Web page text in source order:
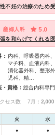
不妊の治療のため
産婦人科 5.0
を和らげてくれる
内科、呼吸器内科
マチ科、血液内科
消化器外科、整形
児科、精…
・資格：
セス数 7月： 2,000
火 水
● ●